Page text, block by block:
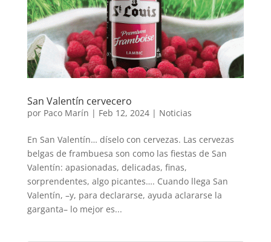
San Valentín cervecero
por Paco Marín | Feb 12, 2024| Noticias
En San Valentín… díselo con cervezas. Las cervezas
belgas de frambuesa son como las fiestas de San
Valentín: apasionadas, delicadas, finas,
sorprendentes, algo picantes…. Cuando llega San
Valentín, –y, para declararse, ayuda aclararse la
garganta– lo mejor es...